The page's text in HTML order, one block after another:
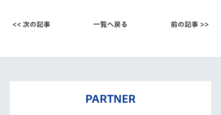
<< 次の記事 一覧へ戻る 前の記事 >>
PARTNER